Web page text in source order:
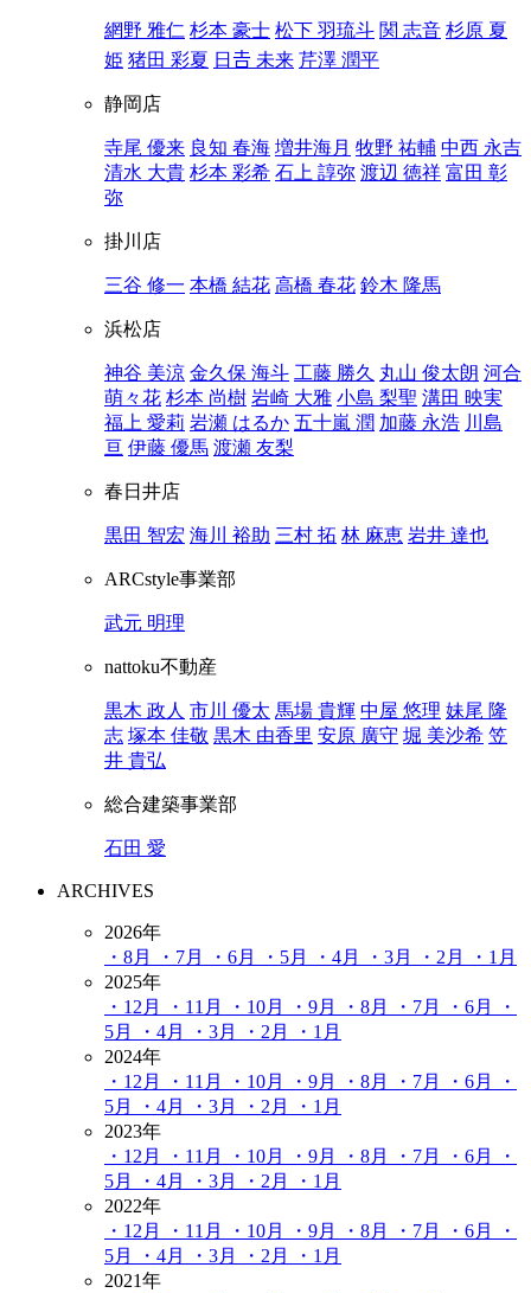
網野 雅仁 杉本 豪士 松下 羽琉斗 関 志音 杉原 夏
姫 猪田 彩夏 日𠮷 未来 芹澤 潤平
静岡店
寺尾 優来 良知 春海 増井海月 牧野 祐輔 中西 永吉
清水 大貴 杉本 彩希 石上 諄弥 渡辺 徳祥 富田 彰
弥
掛川店
三谷 修一 本橋 結花 高橋 春花 鈴木 隆馬
浜松店
神谷 美涼 金久保 海斗 工藤 勝久 丸山 俊太朗 河合
萌々花 杉本 尚樹 岩崎 大雅 小島 梨聖 溝田 映実
福上 愛莉 岩瀬 はるか 五十嵐 潤 加藤 永浩 川島
亘 伊藤 優馬 渡瀬 友梨
春日井店
黒田 智宏 海川 裕助 三村 拓 林 麻恵 岩井 達也
ARCstyle事業部
武元 明理
nattoku不動産
黒木 政人 市川 優太 馬場 貴輝 中屋 悠理 妹尾 隆
志 塚本 佳敬 黒木 由香里 安原 廣守 堀 美沙希 笠
井 貴弘
総合建築事業部
石田 愛
ARCHIVES
2026年
・8月
・7月 ・6月 ・5月 ・4月 ・3月 ・2月
・1月
2025年
・12月
・11月 ・10月 ・9月 ・8月 ・7月 ・6月
・
5月
・4月 ・3月 ・2月
・1月
2024年
・12月
・11月 ・10月 ・9月 ・8月 ・7月 ・6月
・
5月
・4月 ・3月 ・2月
・1月
2023年
・12月
・11月 ・10月 ・9月 ・8月 ・7月 ・6月
・
5月
・4月 ・3月 ・2月
・1月
2022年
・12月
・11月 ・10月 ・9月 ・8月 ・7月 ・6月
・
5月
・4月 ・3月 ・2月
・1月
2021年